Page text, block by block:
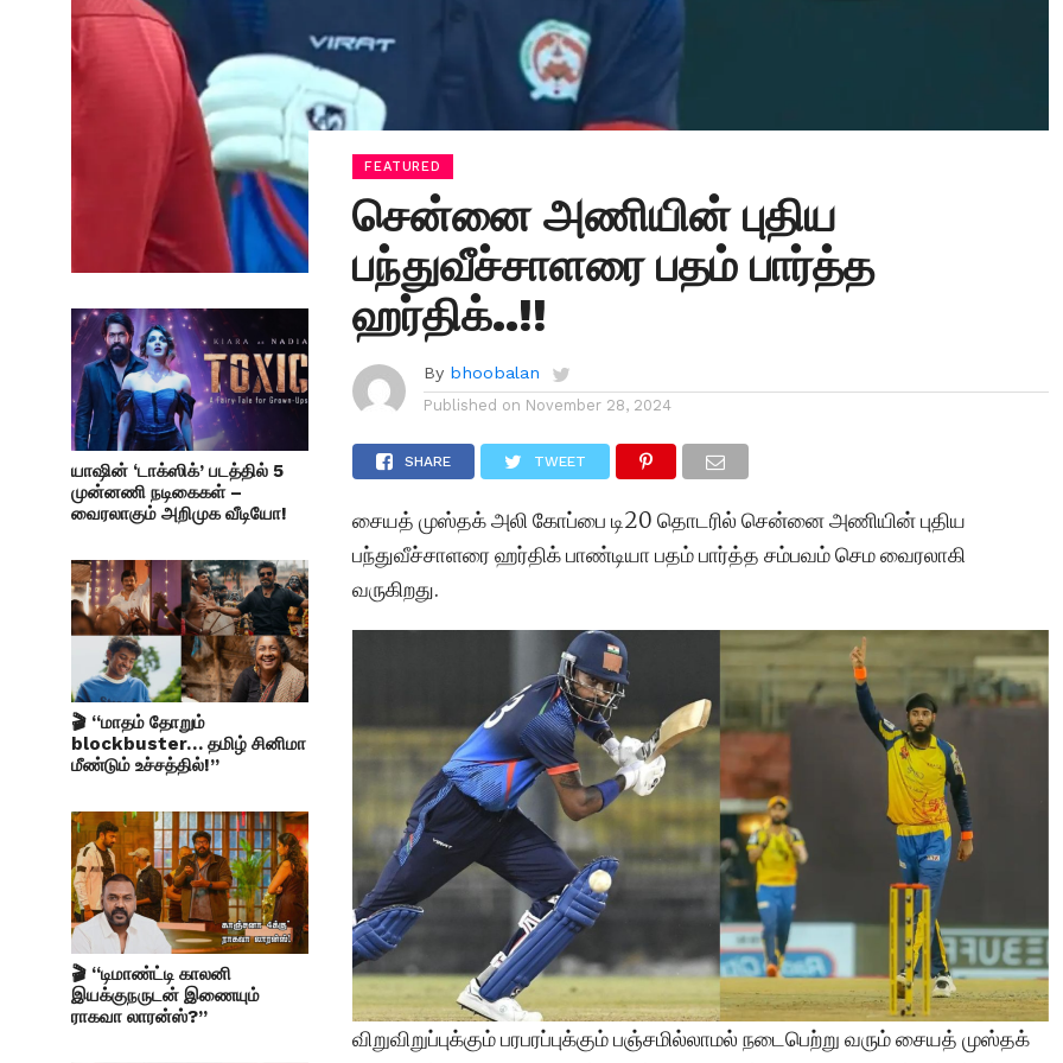
யாஷின் ‘டாக்ஸிக்’ படத்தில் 5
முன்னணி நடிகைகள் –
வைரலாகும் அறிமுக வீடியோ!
🎬 “மாதம் தோறும்
blockbuster… தமிழ் சினிமா
மீண்டும் உச்சத்தில்!”
🎬 “டிமாண்ட்டி காலனி
இயக்குநருடன் இணையும்
ராகவா லாரன்ஸ்?”
FEATURED
சென்னை அணியின் புதிய
பந்துவீச்சாளரை பதம் பார்த்த
ஹர்திக்..!!
By bhoobalan
Published on November 28, 2024
SHARE TWEET
சையத் முஸ்தக் அலி கோப்பை டி20 தொடரில் சென்னை அணியின் புதிய
பந்துவீச்சாளரை ஹர்திக் பாண்டியா பதம் பார்த்த சம்பவம் செம வைரலாகி
வருகிறது.
விறுவிறுப்புக்கும் பரபரப்புக்கும் பஞ்சமில்லாமல் நடைபெற்று வரும் சையத் முஸ்தக்